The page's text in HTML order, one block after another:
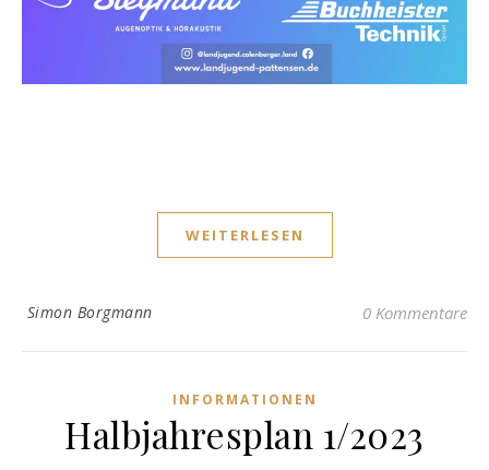
WEITERLESEN
Simon Borgmann 0 Kommentare
INFORMATIONEN
Halbjahresplan 1/2023